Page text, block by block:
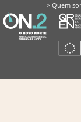
> Quem